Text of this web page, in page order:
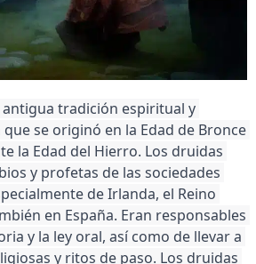
tradición espiritual y
se originó en la Edad de Bronce
la Edad del Hierro. Los druidas
y profetas de las sociedades
de Irlanda, el Reino
en España. Eran responsables
y la ley oral, así como de llevar a
y ritos de paso. Los druidas